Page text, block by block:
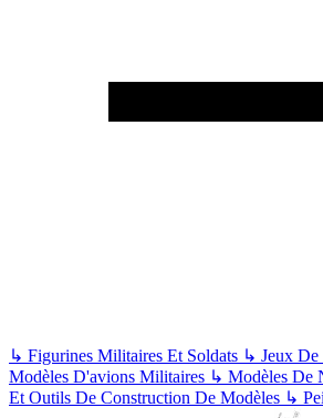
↳ Figurines Militaires Et Soldats ↳ Jeux
Modèles D'avions Militaires ↳ Modèles De
Et Outils De Construction De Modèles ↳